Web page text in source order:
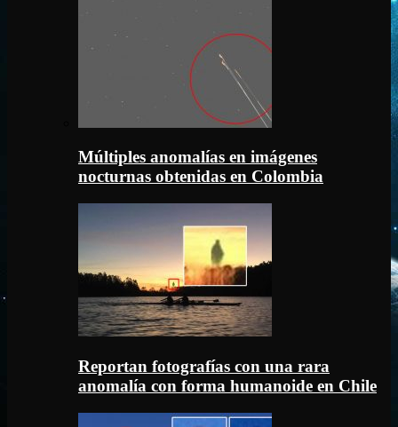
Múltiples anomalías en imágenes
nocturnas obtenidas en Colombia
Reportan fotografías con una rara
anomalía con forma humanoide en Chile